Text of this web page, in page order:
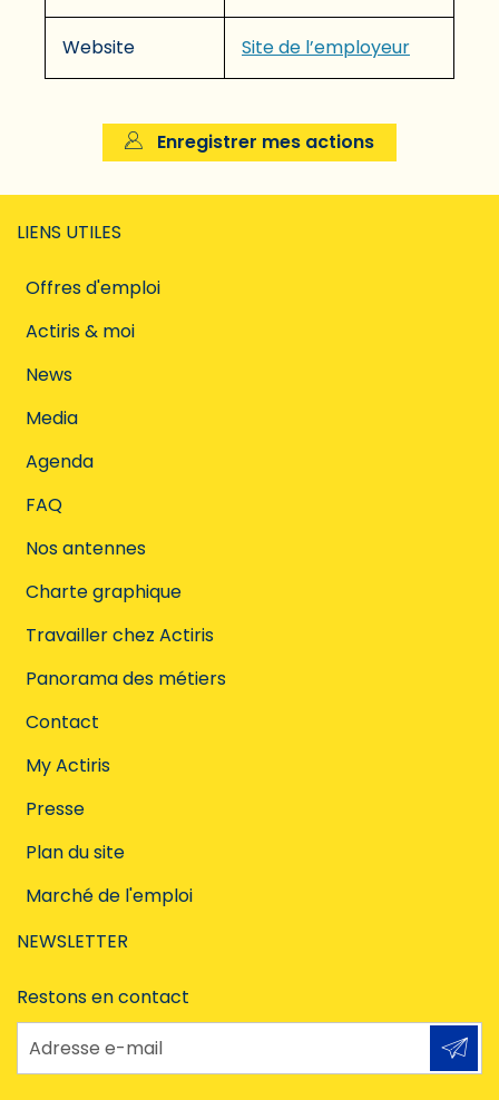
Website Site de l’employeur
Enregistrer mes actions
LIENS UTILES
Offres d'emploi
Actiris & moi
News
Media
Agenda
FAQ
Nos antennes
Charte graphique
Travailler chez Actiris
Panorama des métiers
Contact
My Actiris
Presse
Plan du site
Marché de l'emploi
NEWSLETTER
Restons en contact
Adresse e-mail